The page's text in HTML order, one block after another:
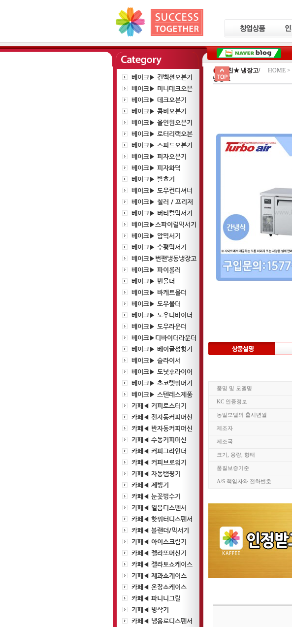
베이크▶ 컨벡션오븐기
베이크▶ 미니데크오븐
베이크▶ 데크오븐기
베이크▶ 콤비오븐기
베이크▶ 올인원오븐기
베이크▶ 로터리랙오븐
베이크▶ 스피드오븐기
베이크▶ 피자오븐기
베이크▶ 피자화덕
베이크▶ 발효기
베이크▶ 도우컨디셔너
베이크▶ 칠러 / 프리저
베이크▶ 버티컬믹서기
베이크▶스파이럴믹서기
베이크▶ 암믹서기
베이크▶ 수평믹서기
베이크▶번팬냉동냉장고
베이크▶ 파이롤러
베이크▶ 번몰더
베이크▶ 바케트몰더
베이크▶ 도우몰더
베이크▶ 도우디바이더
베이크▶ 도우라운더
베이크▶디바이더라운더
베이크▶ 베이글성형기
베이크▶ 슬라이서
베이크▶ 도넛후라이어
베이크▶ 초코렛워머기
베이크▶ 스텐레스제품
카페◀ 커피로스터기
카페◀ 전자동커피머신
카페◀ 반자동커피머신
카페◀ 수동커피머신
카페◀ 커피그라인더
카페◀ 커피브로워기
카페◀ 자동탬핑기
카페◀ 제빙기
카페◀ 눈꽃빙수기
카페◀ 얼음디스펜서
카페◀ 핫워터디스펜서
카페◀ 블랜더/믹서기
카페◀ 아이스크림기
카페◀ 젤라또머신기
카페◀ 젤라토쇼케이스
카페◀ 제과쇼케이스
카페◀ 온장쇼케이스
카페◀ 파니니그릴
카페◀ 빙삭기
카페◀ 냉음료디스펜서
키친★ 냉장고/
냉동고
HOME >
품명 및 모델명
KC 인증정보
동일모델의 출시년월
제조자
제조국
크기, 용량, 형태
품질보증기준
A/S 책임자와 전화번호